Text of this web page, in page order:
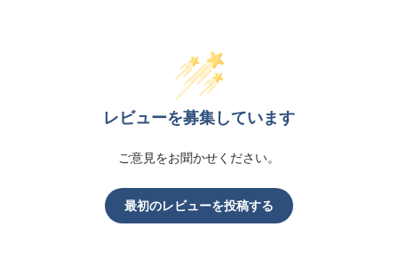
レビューを募集しています
ご意見をお聞かせください。
最初のレビューを投稿する